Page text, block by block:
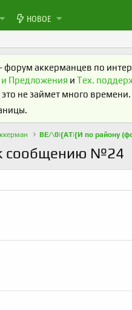
НОВОЕ
форум аккерманцев по
Предложения и Тех.
это не займет много времени.
ВЕ/\0|{АТ|{И по району
сообщению №24